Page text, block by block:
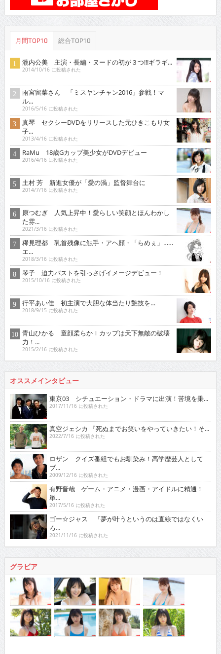
月間TOP10 総合TOP10
瀧内公美 主演・長編・ヌードの初が３つ!!!ギラギ...
2014/10/16 に投稿された
雨宮留菜さん 「ミスヤンチャン2016」参戦！マ
ル...
2016/5/16 に投稿された
真琴 セクシーDVDをリリースした元ひきこもり女
子...
2013/4/16 に投稿された
RaMu 18歳Gカップ美少女がDVDデビュー
2016/4/16 に投稿された
土村 芳 新進女優が「愛の渦」監督舞台に
2014/7/16 に投稿された
原つむぎ 人気上昇中！愛らしい笑顔とほんわかし
た雰...
2021/3/16 に投稿された
稀見理都 乳首残像に触手・アヘ顔・「らめぇ」……
エ...
2018/3/16 に投稿された
琴子 迫力バストを引っさげイメージデビュー！
2015/10/16 に投稿された
行平あい佳 初主演で大胆な体当たり艶技を…
2018/9/15 に投稿された
青山ひかる 童顔柔らかＩカップは天下無敵の破壊
力！...
2015/2/16 に投稿された
オススメインタビュー
東京03 シチュエーション・ドラマに出演！苦境を乗...
2017/11/16 に投稿された
真空ジェシカ 『死ぬまでお笑いをやっていきたい！そ...
2022/7/16 に投稿された
ロザン クイズ番組でもお馴染み！高学歴芸人として
ブ...
2009/12/16 に投稿された
有野晋哉 ゲーム・アニメ・漫画・アイドルに精通！
単...
2017/5/16 に投稿された
ゴー☆ジャス 『夢が叶うというのは直線ではなくい
ろ...
2021/11/16 に投稿された
グラビア